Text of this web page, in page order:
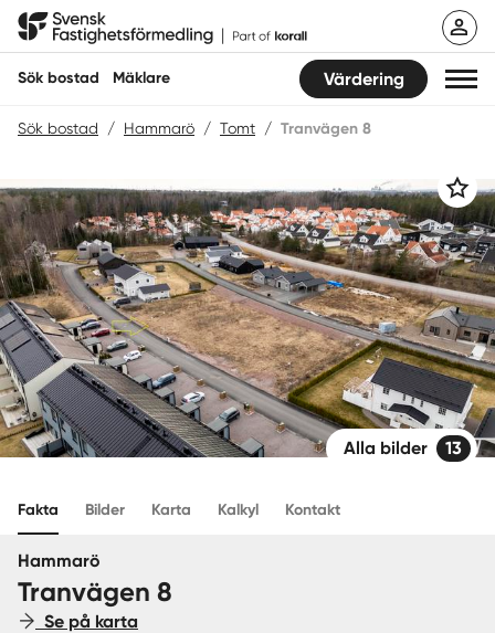
Hoppa
Svensk Fastighetsförmedling
Sök bostad Mäklare Värdering
Hitta mäklare
Sälja
Köpa
Guider
Start
Sverige
Sök bostad / Hammarö / Tomt / Tranvägen 8
Spara
Alla bilder 13
Fakta Bilder Karta Kalkyl Kontakt
Hammarö
Tranvägen 8
Se på karta